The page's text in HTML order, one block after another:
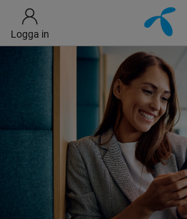
Logga in